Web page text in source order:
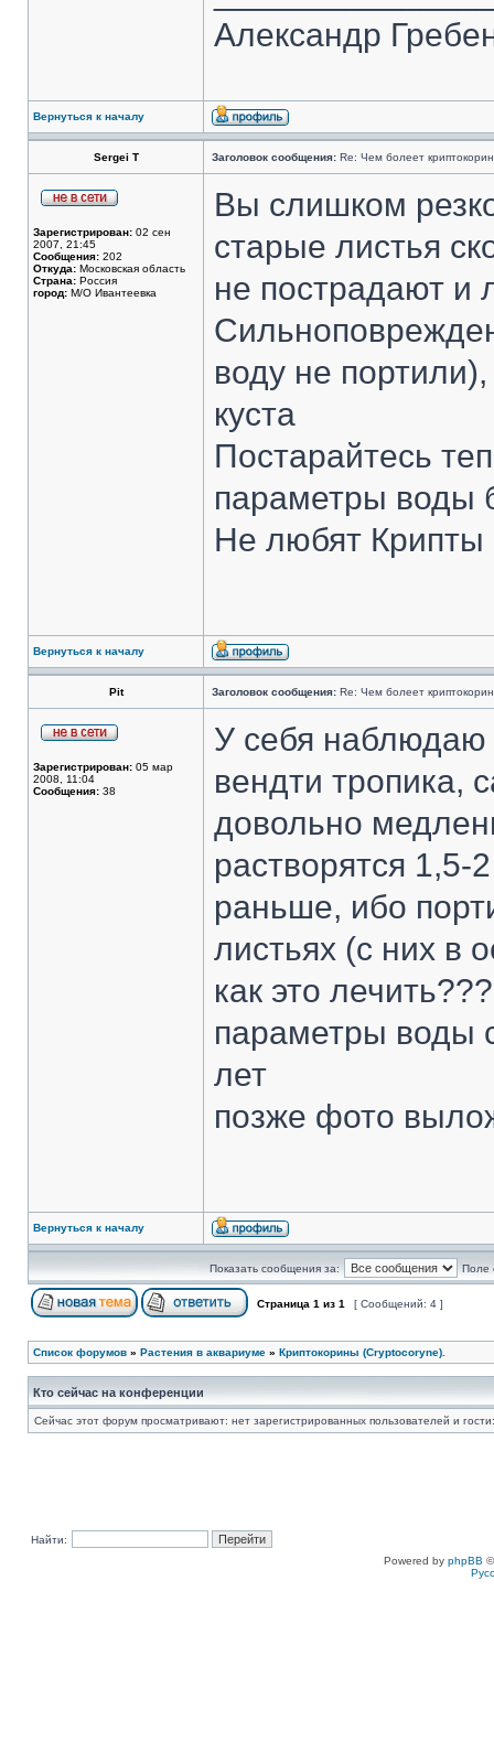
Александр
Вернуться к началу
Sergei T Заголовок сообщения: Re: Чем болеет
Зарегистрирован: 02 сен
2007, 21:45
Сообщения: 202
Откуда: Московская область
Страна: Россия
город: М/О Ивантеевка
Вы слишком
старые листья
не пострадают и
воду не
куста
Постарайтесь
параметры воды
Не любят Крипты
Вернуться к началу
Pit Заголовок сообщения: Re: Чем болеет
Зарегистрирован: 05 мар
2008, 11:04
Сообщения: 38
У себя наблюдаю
вендти тропика,
довольно
растворятся 1,5-
раньше, ибо
листьях (с них в
как это лечить???
параметры воды
лет
позже фото
Вернуться к началу
Показать сообщения за: Поле
Страница 1 из 1 [ Сообщений: 4 ]
Список форумов » Растения в аквариуме » Криптокорины (Cryptocoryne).
Кто сейчас на конференции
Сейчас этот форум просматривают: нет зарегистрированных пользователей и
Найти:
Powered by phpBB